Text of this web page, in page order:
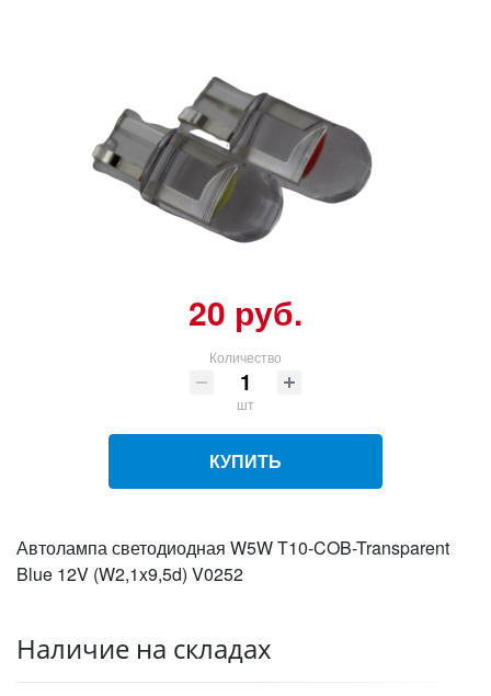
20 руб.
Количество
шт
КУПИТЬ
Автолампа светодиодная W5W T10-COB-Transparent
Blue 12V (W2,1x9,5d) V0252
Наличие на складах